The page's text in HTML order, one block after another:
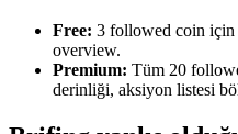
Free: 3 followed coin
overview.
Premium: Tüm 20
derinliği, aksiyon listesi